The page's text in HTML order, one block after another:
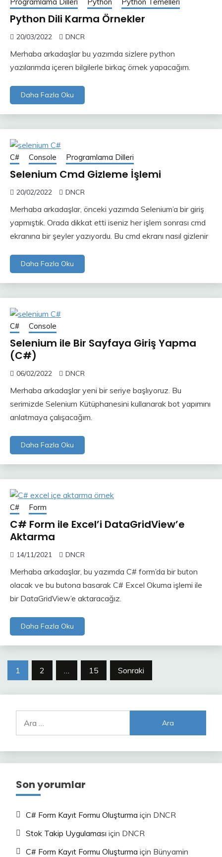
Programlama Dilleri Python Python Temelleri
Python Dili Karma Örnekler
20/03/2022 DNCR
Merhaba arkadaşlar bu yazımda sizlere python
yazılarımda içeren bilgilerle birkaç örnek yapacağım.
Daha Fazla Oku
C# Console Programlama Dilleri
Selenium Cmd Gizleme İşlemi
20/02/2022 DNCR
Merhaba arkadaşlar, önceki yazımda Selenium’a bir giriş
yapmıştık. Orada dikkat etti iseniz her işlem sonrası cmd
ekranına bir şeyler yazıyordu. Bu cmd ekranı nasıl gizlenir
Daha Fazla Oku
C# Console
Selenium ile Bir Sayfaya Giriş Yapma
(C#)
06/02/2022 DNCR
Merhaba arkadaşlar yeni bir seriye başlıyoruz. Bu
serimizde Selenium Kütüphanesini kullanarak bot yapımını
anlatmaya çalışacağım.
Daha Fazla Oku
C# Form
C# Form ile Excel’i DataGridView’e
Aktarma
14/11/2021 DNCR
Merhaba arkadaşlar, bu yazımda C# form’da bir buton
olacak ve bu butona basarak C# Excel Okuma işlemi ile
bir DataGridView’e aktaracağız.
Daha Fazla Oku
Yazı
1 2 … 15 Sonraki
Son yorumlar
C# Form Kayıt Formu Oluşturma için DNCR
Stok Takip Uygulaması için DNCR
C# Form Kayıt Formu Oluşturma için Bünyamin